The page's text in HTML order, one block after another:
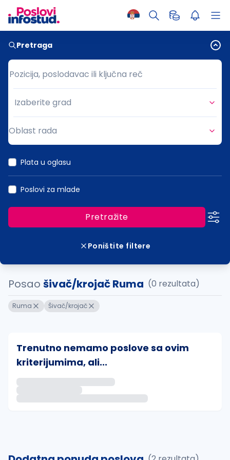
Pretraga
Pozicija, poslodavac ili ključna reč
Pozicija, poslodavac ili ključna reč
Grad
Izaberite grad
Oblast rada
Plata u oglasu
Poslovi za mlade
Pretražite
Poništite filtere
Posao šivač/krojač Ruma (0 rezultata)
Ruma Šivač/krojač
Trenutno nemamo poslove sa ovim
kriterijumima, ali...